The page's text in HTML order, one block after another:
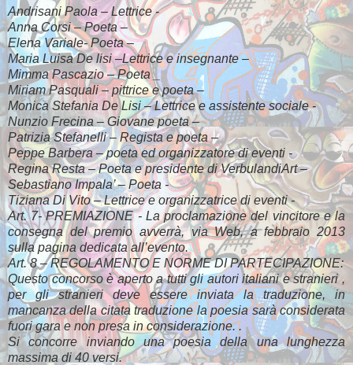
Andrisani Paola – Lettrice -
Anna Corsi – Poeta –
Elena Variale- Poeta –
Maria Luisa De lisi –Lettrice e insegnante –
Mimma Pascazio – Poeta _
Miriam Pasquali – pittrice e poeta –
Monica Stefania De Lisi – Lettrice e assistente sociale -
Nunzio Frecina – Giovane poeta –
Patrizia Stefanelli – Regista e poeta –
Peppe Barbera – poeta ed organizzatore di eventi -
Regina Resta – Poeta e presidente di VerbulandiArt –
Sebastiano Impala’ – Poeta -
Tiziana Di Vito – Lettrice e organizzatrice di eventi -
Art. 7- PREMIAZIONE - La proclamazione del vincitore e la
consegna del premio avverrà, via Web, a febbraio 2013
sulla pagina dedicata all’evento.
Art. 8 – REGOLAMENTO E NORME DI PARTECIPAZIONE:
Questo concorso è aperto a tutti gli autori italiani e stranieri ,
per gli stranieri deve essere inviata la traduzione, in
mancanza della citata traduzione la poesia sarà considerata
fuori gara e non presa in considerazione. .
Si concorre inviando una poesia della una lunghezza
massima di 40 versi.